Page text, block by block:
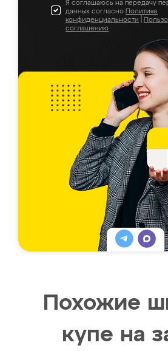
Я соглашаюсь на передачу
данных согласно Политике
конфиденциальности
соглашению
Похожие
купе на